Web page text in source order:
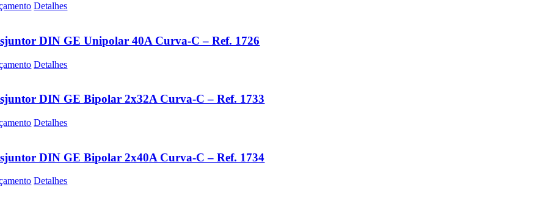
Detalhes
DIN GE Unipolar 40A Curva-C – Ref. 1726
Detalhes
DIN GE Bipolar 2x32A Curva-C – Ref. 1733
Detalhes
DIN GE Bipolar 2x40A Curva-C – Ref. 1734
Detalhes